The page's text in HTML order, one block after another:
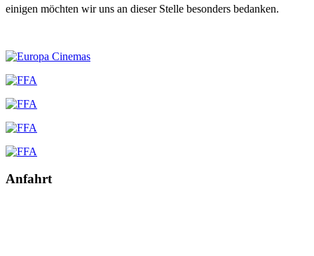
einigen möchten wir uns an dieser Stelle besonders bedanken.
Anfahrt